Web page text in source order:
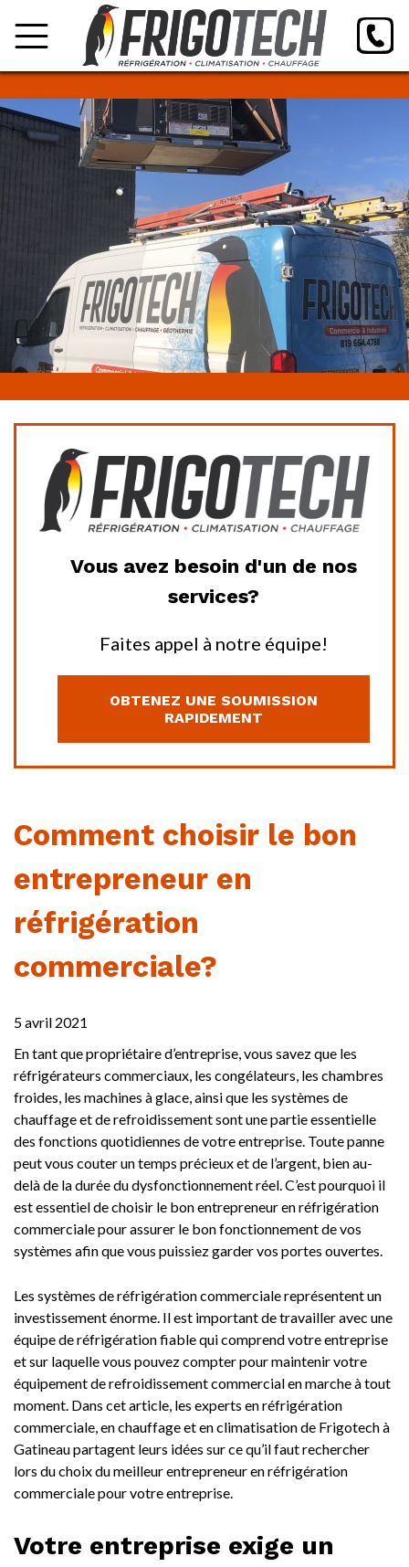
Vous avez besoin d'un de nos
services?
Faites appel à notre équipe!
OBTENEZ UNE SOUMISSION
RAPIDEMENT
Comment choisir le bon
entrepreneur en
réfrigération
commerciale?
5 avril 2021
En tant que propriétaire d’entreprise, vous savez que les
réfrigérateurs commerciaux, les congélateurs, les chambres
froides, les machines à glace, ainsi que les systèmes de
chauffage et de refroidissement sont une partie essentielle
des fonctions quotidiennes de votre entreprise. Toute panne
peut vous couter un temps précieux et de l’argent, bien au-
delà de la durée du dysfonctionnement réel. C’est pourquoi il
est essentiel de choisir le bon entrepreneur en réfrigération
commerciale pour assurer le bon fonctionnement de vos
systèmes afin que vous puissiez garder vos portes ouvertes.
Les systèmes de réfrigération commerciale représentent un
investissement énorme. Il est important de travailler avec une
équipe de réfrigération fiable qui comprend votre entreprise
et sur laquelle vous pouvez compter pour maintenir votre
équipement de refroidissement commercial en marche à tout
moment. Dans cet article, les experts en réfrigération
commerciale, en chauffage et en climatisation de Frigotech à
Gatineau partagent leurs idées sur ce qu’il faut rechercher
lors du choix du meilleur entrepreneur en réfrigération
commerciale pour votre entreprise.
Votre entreprise exige un